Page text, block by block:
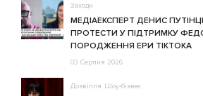
Заходи
МЕДІАЕКСПЕРТ ДЕНИС
ПРОТЕСТИ У ПІДТРИМКУ
ПОРОДЖЕННЯ ЕРИ ТІКТОКА
03 Серпня 2026
Дозвілля Шоу-бізнес